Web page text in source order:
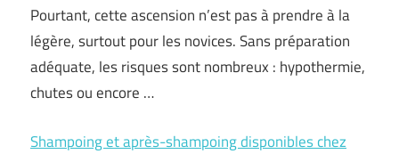
Pourtant, cette ascension n’est pas à prendre à la
légère, surtout pour les novices. Sans préparation
adéquate, les risques sont nombreux : hypothermie,
chutes ou encore …
Shampoing et après-shampoing disponibles chez